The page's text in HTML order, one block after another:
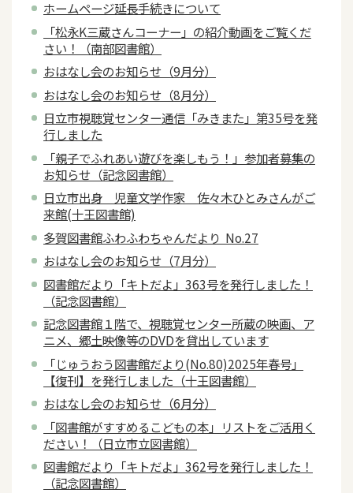
ホームページ延長手続きについて
「松永K三蔵さんコーナー」の紹介動画をご覧くだ
さい！（南部図書館）
おはなし会のお知らせ（9月分）
おはなし会のお知らせ（8月分）
日立市視聴覚センター通信「みきまた」第35号を発
行しました
「親子でふれあい遊びを楽しもう！」参加者募集の
お知らせ（記念図書館）
日立市出身 児童文学作家 佐々木ひとみさんがご
来館(十王図書館)
多賀図書館ふわふわちゃんだより No.27
おはなし会のお知らせ（7月分）
図書館だより「キトだよ」363号を発行しました！
（記念図書館）
記念図書館１階で、視聴覚センター所蔵の映画、ア
ニメ、郷土映像等のDVDを貸出しています
「じゅうおう図書館だより(No.80)2025年春号」
【復刊】を発行しました（十王図書館）
おはなし会のお知らせ（6月分）
「図書館がすすめるこどもの本」リストをご活用く
ださい！（日立市立図書館）
図書館だより「キトだよ」362号を発行しました！
（記念図書館）